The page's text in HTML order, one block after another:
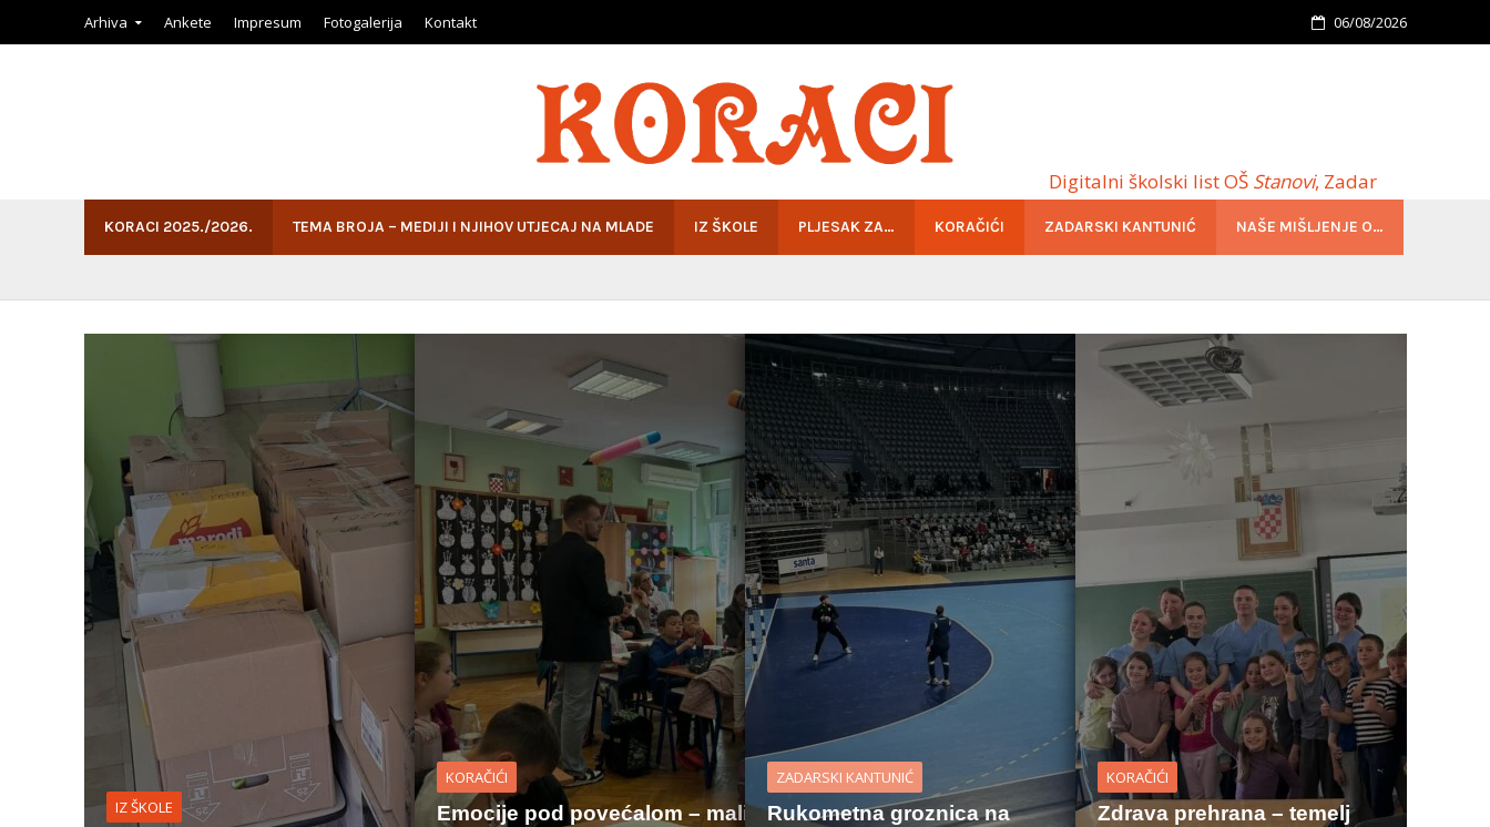
Arhiva Ankete Impresum Fotogalerija Kontakt 06/08/2026
Digitalni školski list OŠStanovi, Zadar
KORACI 2025./2026. TEMA BROJA – MEDIJI I NJIHOV UTJECAJ NA MLADE IZ ŠKOLE PLJESAK ZA… KORAČIĆI ZADARSKI KANTUNIĆ NAŠE MIŠLJENJE O…
IZ ŠKOLE
KORAČIĆI
Emocije pod povećalom – mali
ZADARSKI KANTUNIĆ
Rukometna groznica na
KORAČIĆI
Zdrava prehrana – temelj